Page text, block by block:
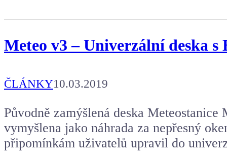
Meteo v3 – Univerzální deska s
ČLÁNKY10.03.2019
Původně zamýšlená deska
vymyšlena jako náhrada za nepřesný
připomínkám uživatelů upravil do